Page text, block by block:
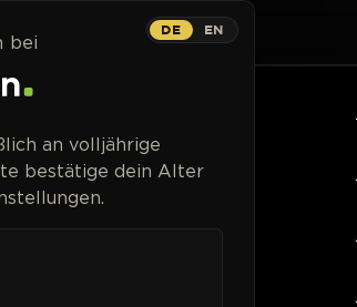
Home
Strains Breeder
DE EN
bei
an volljährige
bestätige dein Alter